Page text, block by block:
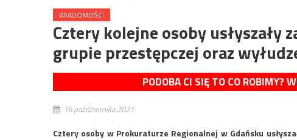
WIADOMOŚCI
Cztery kolejne osoby usłyszały
grupie przestępczej oraz
PODOBA CI SIĘ TO CO ROBIMY?
15 października 2021
Cztery osoby w Prokuraturze Regionalnej w Gdańsku